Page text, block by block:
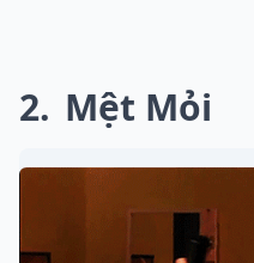
2 Mệt Mỏi